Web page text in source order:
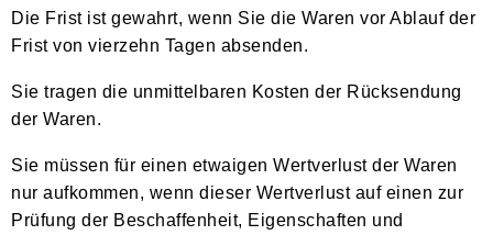
Die Frist ist gewahrt, wenn Sie die Waren vor Ablauf der
Frist von vierzehn Tagen absenden.
Sie tragen die unmittelbaren Kosten der Rücksendung
der Waren.
Sie müssen für einen etwaigen Wertverlust der Waren
nur aufkommen, wenn dieser Wertverlust auf einen zur
Prüfung der Beschaffenheit, Eigenschaften und